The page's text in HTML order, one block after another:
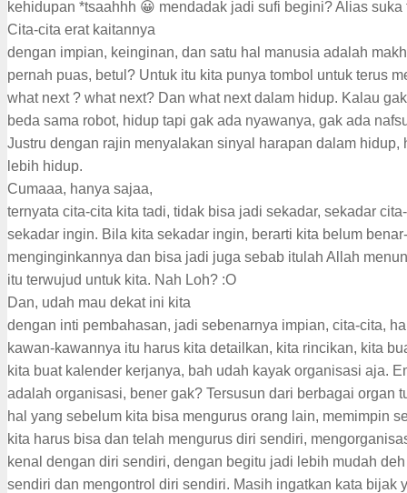
kehidupan *tsaahhh 😀 mendadak jadi sufi begini? Alias
Cita-cita erat kaitannya
dengan impian, keinginan, dan satu hal manusia adalah
pernah puas, betul? Untuk itu kita punya tombol untuk terus
what next ? what next? Dan what next dalam hidup. Kalau
beda sama robot, hidup tapi gak ada nyawanya, gak ada
Justru dengan rajin menyalakan sinyal harapan dalam hidup,
lebih hidup.
Cumaaa, hanya sajaa,
ternyata cita-cita kita tadi, tidak bisa jadi sekadar, sekadar
sekadar ingin. Bila kita sekadar ingin, berarti kita belum
menginginkannya dan bisa jadi juga sebab itulah Allah
itu terwujud untuk kita. Nah Loh? :O
Dan, udah mau dekat ini kita
dengan inti pembahasan, jadi sebenarnya impian, cita-cita,
kawan-kawannya itu harus kita detailkan, kita rincikan, kita
kita buat kalender kerjanya, bah udah kayak organisasi aja.
adalah organisasi, bener gak? Tersusun dari berbagai organ
hal yang sebelum kita bisa mengurus orang lain, memimpin
kita harus bisa dan telah mengurus diri sendiri,
kenal dengan diri sendiri, dengan begitu jadi lebih mudah
sendiri dan mengontrol diri sendiri. Masih ingatkan kata bijak